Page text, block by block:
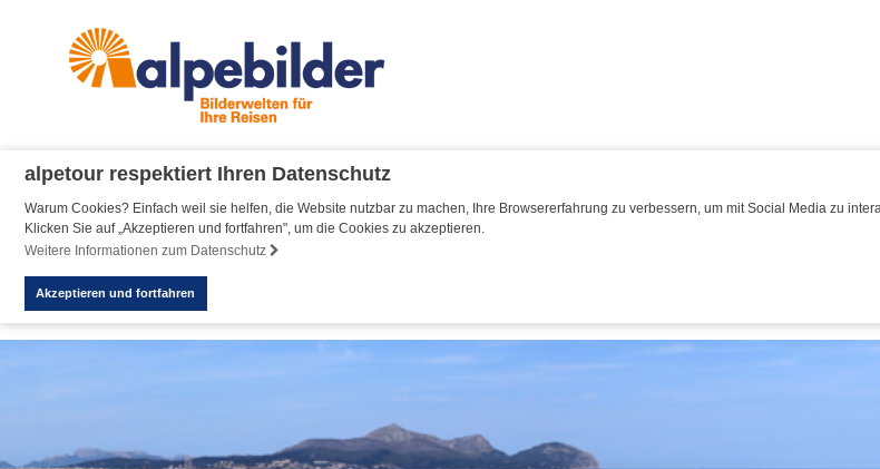
alpetour respektiert Ihren Datenschutz
Warum Cookies? Einfach weil sie helfen, die Website nutzbar zu machen, Ihre Browsererfahrung zu verbessern, um mit Social Media zu
Klicken Sie auf „Akzeptieren und fortfahren", um die Cookies zu akzeptieren.
Weitere Informationen zum Datenschutz
Akzeptieren und fortfahren